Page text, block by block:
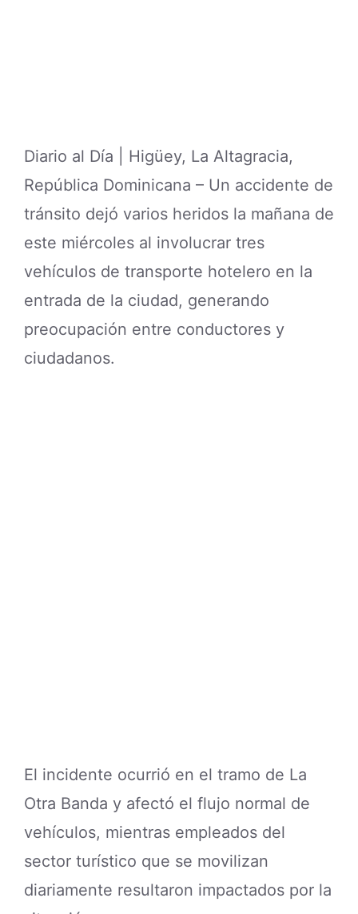
Diario al Día | Higüey, La Altagracia,
República Dominicana – Un accidente de
tránsito dejó varios heridos la mañana de
este miércoles al involucrar tres
vehículos de transporte hotelero en la
entrada de la ciudad, generando
preocupación entre conductores y
ciudadanos.
El incidente ocurrió en el tramo de La
Otra Banda y afectó el flujo normal de
vehículos, mientras empleados del
sector turístico que se movilizan
diariamente resultaron impactados por la